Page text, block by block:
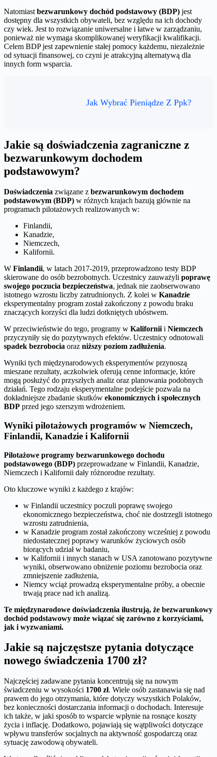
Natomiast bezwarunkowy dochód podstawowy (BDP) jest
dostępny dla wszystkich obywateli, bez względu na ich dochody
czy wiek. Jest to rozwiązanie uniwersalne i łatwe w zarządzaniu,
ponieważ nie wymaga skomplikowanej weryfikacji kwalifikacji.
Celem BDP jest zapewnienie stałej pomocy każdemu, niezależnie
od sytuacji finansowej, co czyni je atrakcyjną alternatywą dla
innych form wsparcia.
Jak Wybrać Pieniądze Z Ppk?
Jakie są doświadczenia zagraniczne z
bezwarunkowym dochodem
podstawowym?
Doświadczenia związane z bezwarunkowym dochodem
podstawowym (BDP) w różnych krajach bazują głównie na
programach pilotażowych realizowanych w:
Finlandii,
Kanadzie,
Niemczech,
Kalifornii.
W Finlandii, w latach 2017-2019, przeprowadzono testy BDP
skierowane do osób bezrobotnych. Uczestnicy zauważyli poprawę
swojego poczucia bezpieczeństwa, jednak nie zaobserwowano
istotnego wzrostu liczby zatrudnionych. Z kolei w Kanadzie
eksperymentalny program został zakończony z powodu braku
znaczących korzyści dla ludzi dotkniętych ubóstwem.
W przeciwieństwie do tego, programy w Kalifornii i Niemczech
przyczyniły się do pozytywnych efektów. Uczestnicy odnotowali
spadek bezrobocia oraz niższy poziom zadłużenia.
Wyniki tych międzynarodowych eksperymentów przynoszą
mieszane rezultaty, aczkolwiek oferują cenne informacje, które
mogą posłużyć do przyszłych analiz oraz planowania podobnych
działań. Tego rodzaju eksperymentalne podejście pozwala na
dokładniejsze zbadanie skutków ekonomicznych i społecznych
BDP przed jego szerszym wdrożeniem.
Wyniki pilotażowych programów w Niemczech,
Finlandii, Kanadzie i Kalifornii
Pilotażowe programy bezwarunkowego dochodu
podstawowego (BDP) przeprowadzane w Finlandii, Kanadzie,
Niemczech i Kalifornii dały różnorodne rezultaty.
Oto kluczowe wyniki z każdego z krajów:
w Finlandii uczestnicy poczuli poprawę swojego
ekonomicznego bezpieczeństwa, choć nie dostrzegli istotnego
wzrostu zatrudnienia,
w Kanadzie program został zakończony wcześniej z powodu
niedostatecznej poprawy warunków życiowych osób
biorących udział w badaniu,
w Kalifornii i innych stanach w USA zanotowano pozytywne
wyniki, obserwowano obniżenie poziomu bezrobocia oraz
zmniejszenie zadłużenia,
Niemcy wciąż prowadzą eksperymentalne próby, a obecnie
trwają prace nad ich analizą.
Te międzynarodowe doświadczenia ilustrują, że bezwarunkowy
dochód podstawowy może wiązać się zarówno z korzyściami,
jak i wyzwaniami.
Jakie są najczęstsze pytania dotyczące
nowego świadczenia 1700 zł?
Najczęściej zadawane pytania koncentrują się na nowym
świadczeniu w wysokości 1700 zł. Wiele osób zastanawia się nad
prawem do jego otrzymania, które dotyczy wszystkich Polaków,
bez konieczności dostarczania informacji o dochodach. Interesuje
ich także, w jaki sposób to wsparcie wpłynie na rosnące koszty
życia i inflację. Dodatkowo, pojawiają się wątpliwości dotyczące
wpływu transferów socjalnych na aktywność gospodarczą oraz
sytuację zawodową obywateli.